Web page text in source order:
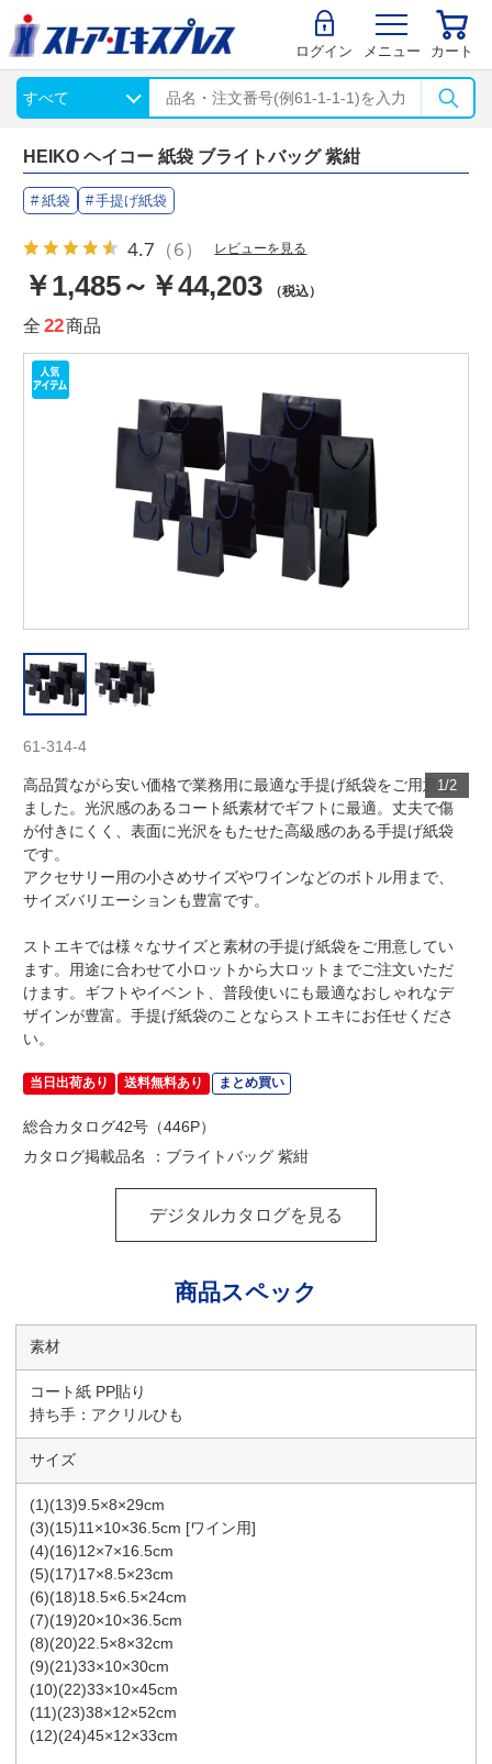
ログイン メニュー カート
HEIKO ヘイコー 紙袋 ブライトバッグ 紫紺
紙袋 手提げ紙袋
4.7 （6） レビューを見る
￥1,485～￥44,203 （税込）
全 22商品
1/2
61-314-4
高品質ながら安い価格で業務用に最適な手提げ紙袋をご用意し
ました。光沢感のあるコート紙素材でギフトに最適。丈夫で傷
が付きにくく、表面に光沢をもたせた高級感のある手提げ紙袋
です。
アクセサリー用の小さめサイズやワインなどのボトル用まで、
サイズバリエーションも豊富です。
ストエキでは様々なサイズと素材の手提げ紙袋をご用意してい
ます。用途に合わせて小ロットから大ロットまでご注文いただ
けます。ギフトやイベント、普段使いにも最適なおしゃれなデ
ザインが豊富。手提げ紙袋のことならストエキにお任せくださ
い。
当日出荷あり 送料無料あり まとめ買い
総合カタログ42号（446P）
カタログ掲載品名 ：ブライトバッグ 紫紺
デジタルカタログを見る
商品スペック
素材
コート紙 PP貼り
持ち手：アクリルひも
サイズ
(1)(13)9.5×8×29cm
(3)(15)11×10×36.5cm [ワイン用]
(4)(16)12×7×16.5cm
(5)(17)17×8.5×23cm
(6)(18)18.5×6.5×24cm
(7)(19)20×10×36.5cm
(8)(20)22.5×8×32cm
(9)(21)33×10×30cm
(10)(22)33×10×45cm
(11)(23)38×12×52cm
(12)(24)45×12×33cm